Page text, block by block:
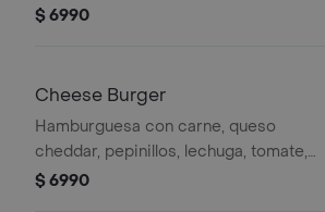
morada, tomate, mayo vegana.
$ 6990
Cheese Burger
Hamburguesa con carne, queso
cheddar, pepinillos, lechuga, tomate,
cebolla morada, mayo.
$ 6990